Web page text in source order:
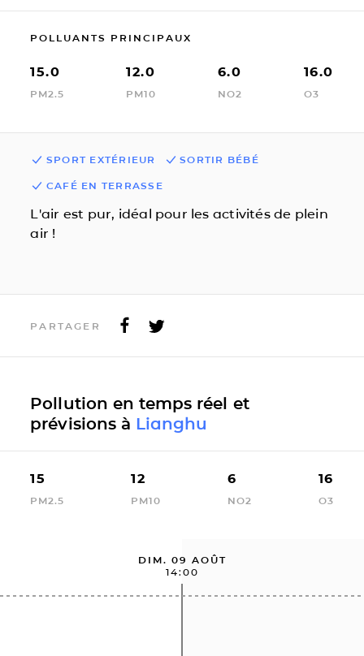
POLLUANTS PRINCIPAUX
15.0
PM2.5
12.0
PM10
6.0
NO2
16.0
O3
SPORT EXTÉRIEUR SORTIR BÉBÉ
CAFÉ EN TERRASSE
L'air est pur, idéal pour les activités de plein
air !
PARTAGER
Pollution en temps réel et
prévisions à Lianghu
15
PM2.5
12
PM10
6
NO2
16
O3
DIM. 09 AOÛT
14:00